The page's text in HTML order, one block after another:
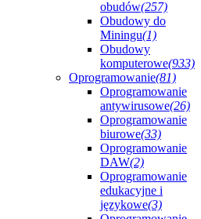
obudów(257)
Obudowy do
Miningu(1)
Obudowy
komputerowe(933)
Oprogramowanie(81)
Oprogramowanie
antywirusowe(26)
Oprogramowanie
biurowe(33)
Oprogramowanie
DAW(2)
Oprogramowanie
edukacyjne i
językowe(3)